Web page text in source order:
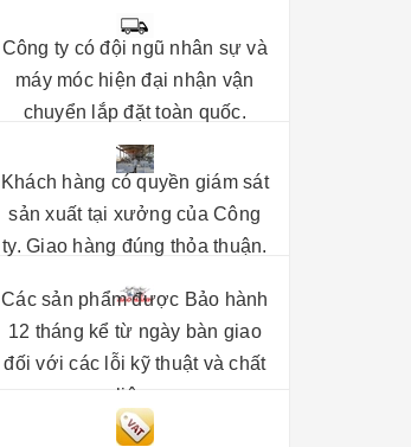
Công ty có đội ngũ nhân sự và
máy móc hiện đại nhận vận
chuyển lắp đặt toàn quốc.
Khách hàng có quyền giám sát
sản xuất tại xưởng của Công
ty. Giao hàng đúng thỏa thuận.
Các sản phẩm được Bảo hành
12 tháng kể từ ngày bàn giao
đối với các lỗi kỹ thuật và chất
liệu.